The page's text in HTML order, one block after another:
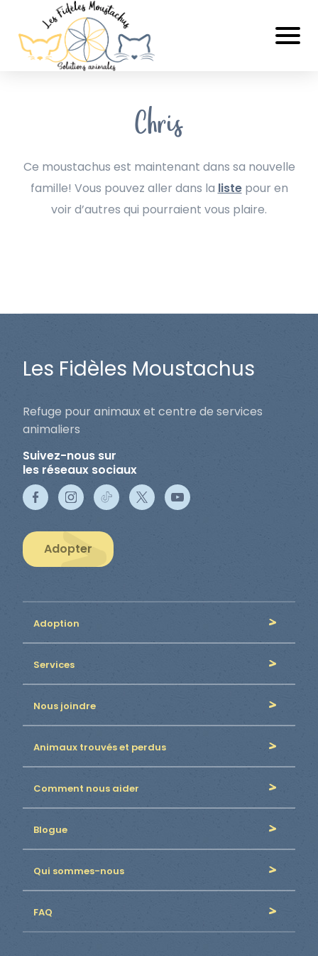
Chris
Ce moustachus est maintenant dans sa nouvelle
famille! Vous pouvez aller dans la listepour en
voir d’autres qui pourraient vous plaire.
Les Fidèles Moustachus
Refuge pour animaux et centre de services
animaliers
Suivez-nous sur
les réseaux sociaux
Adopter
Adoption
Services
Nous joindre
Animaux trouvés et perdus
Comment nous aider
Blogue
Qui sommes-nous
FAQ